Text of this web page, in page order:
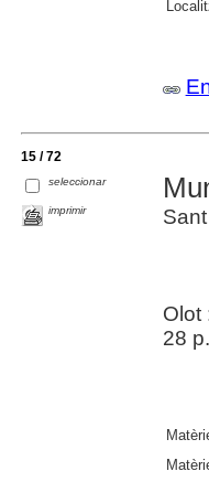
15 / 72
seleccionar
imprimir
Olot
28